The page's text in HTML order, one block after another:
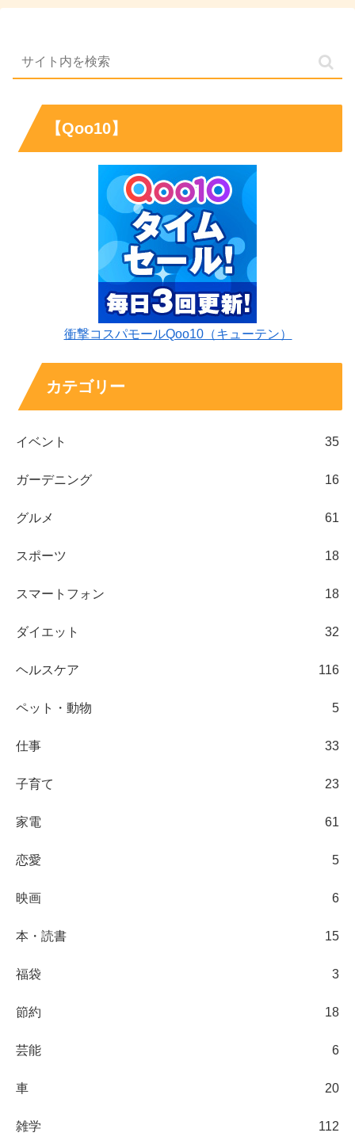
【Qoo10】
衝撃コスパモールQoo10（キューテン）
カテゴリー
イベント 35
ガーデニング 16
グルメ 61
スポーツ 18
スマートフォン 18
ダイエット 32
ヘルスケア 116
ペット・動物 5
仕事 33
子育て 23
家電 61
恋愛 5
映画 6
本・読書 15
福袋 3
節約 18
芸能 6
車 20
雑学 112